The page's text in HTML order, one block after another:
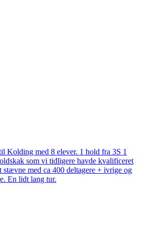
Kolding med 8 elever. 1 hold fra 3S 1
som vi tidligere havde kvalificeret
stævne med ca 400 deltagere + ivrige og
En lidt lang tur.